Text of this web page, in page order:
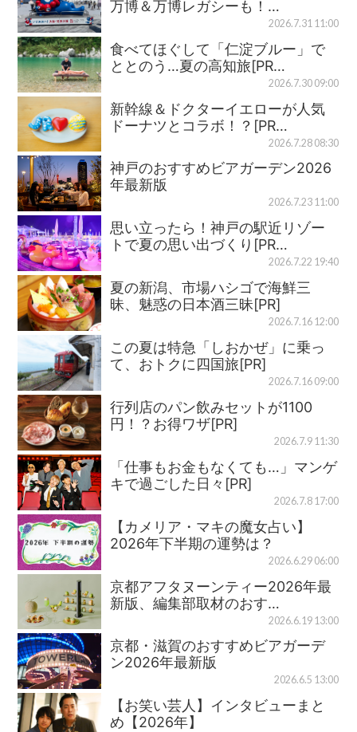
万博＆万博レガシーも！…
2026.7.31 11:00
食べてほぐして「仁淀ブルー」で
ととのう…夏の高知旅[PR…
2026.7.30 09:00
新幹線＆ドクターイエローが人気
ドーナツとコラボ！？[PR…
2026.7.28 08:30
神戸のおすすめビアガーデン2026
年最新版
2026.7.23 11:00
思い立ったら！神戸の駅近リゾー
トで夏の思い出づくり[PR…
2026.7.22 19:40
夏の新潟、市場ハシゴで海鮮三
昧、魅惑の日本酒三昧[PR]
2026.7.16 12:00
この夏は特急「しおかぜ」に乗っ
て、おトクに四国旅[PR]
2026.7.16 09:00
行列店のパン飲みセットが1100
円！？お得ワザ[PR]
2026.7.9 11:30
「仕事もお金もなくても…」マンゲ
キで過ごした日々[PR]
2026.7.8 17:00
【カメリア・マキの魔女占い】
2026年下半期の運勢は？
2026.6.29 06:00
京都アフタヌーンティー2026年最
新版、編集部取材のおす…
2026.6.19 13:00
京都・滋賀のおすすめビアガーデ
ン2026年最新版
2026.6.5 13:00
【お笑い芸人】インタビューまと
め【2026年】